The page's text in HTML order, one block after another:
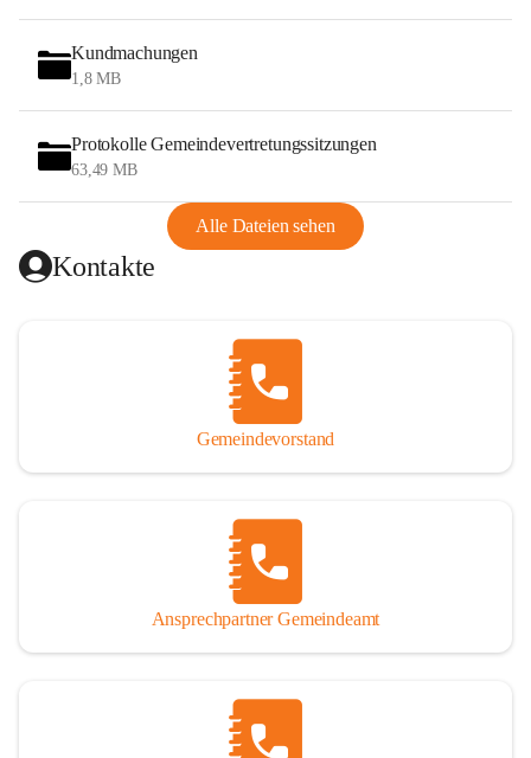
Kundmachungen
1,8 MB
Protokolle Gemeindevertretungssitzungen
63,49 MB
Alle Dateien sehen
Kontakte
Gemeindevorstand
Ansprechpartner Gemeindeamt